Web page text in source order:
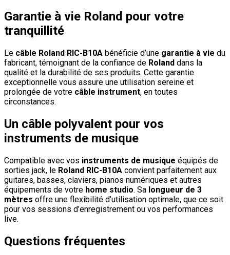
Garantie à vie Roland pour votre
tranquillité
Le câble Roland RIC-B10A bénéficie d’une garantie à vie du
fabricant, témoignant de la confiance de Roland dans la
qualité et la durabilité de ses produits. Cette garantie
exceptionnelle vous assure une utilisation sereine et
prolongée de votre câble instrument, en toutes
circonstances.
Un câble polyvalent pour vos
instruments de musique
Compatible avec vos instruments de musique équipés de
sorties jack, le Roland RIC-B10A convient parfaitement aux
guitares, basses, claviers, pianos numériques et autres
équipements de votre home studio. Sa longueur de 3
mètres offre une flexibilité d’utilisation optimale, que ce soit
pour vos sessions d’enregistrement ou vos performances
live.
Questions fréquentes